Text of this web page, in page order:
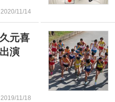
2020/11/14
元喜
演
2019/11/18